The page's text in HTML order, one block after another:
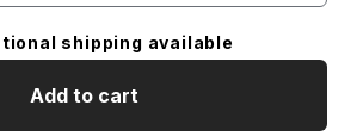
shipping available
Add to cart